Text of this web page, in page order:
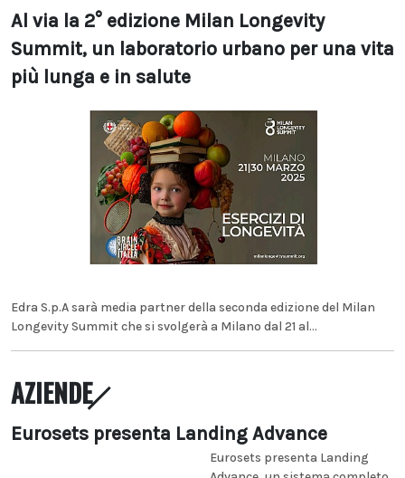
Al via la 2° edizione Milan Longevity
Summit, un laboratorio urbano per una vita
più lunga e in salute
Edra S.p.A sarà media partner della seconda edizione del Milan
Longevity Summit che si svolgerà a Milano dal 21 al...
AZIENDE
Eurosets presenta Landing Advance
Eurosets presenta Landing